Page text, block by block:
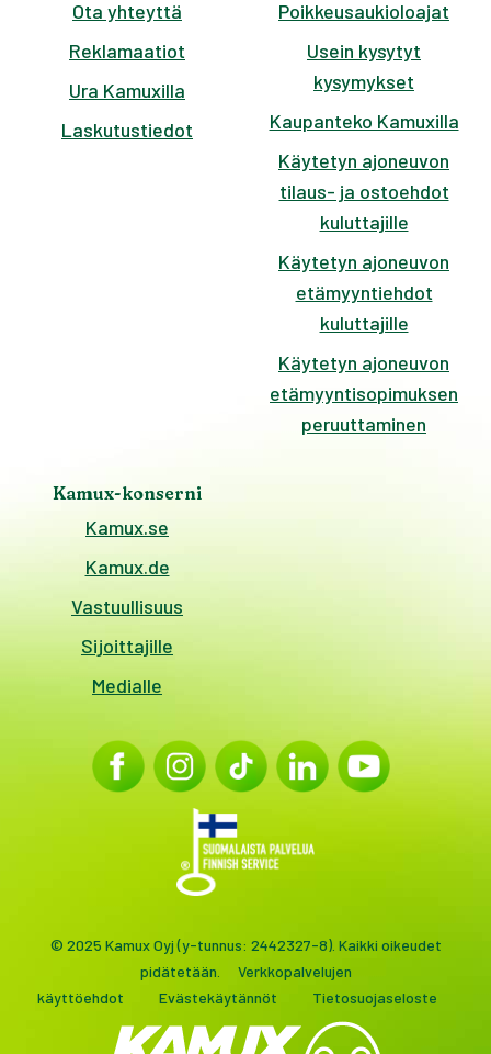
Ota yhteyttä
Reklamaatiot
Ura Kamuxilla
Laskutustiedot
Poikkeusaukioloajat
Usein kysytyt
kysymykset
Kaupanteko Kamuxilla
Käytetyn ajoneuvon
tilaus- ja ostoehdot
kuluttajille
Käytetyn ajoneuvon
etämyyntiehdot
kuluttajille
Käytetyn ajoneuvon
etämyyntisopimuksen
peruuttaminen
Kamux-konserni
Kamux.se
Kamux.de
Vastuullisuus
Sijoittajille
Medialle
© 2025 Kamux Oyj (y-tunnus: 2442327-8). Kaikki oikeudet
pidätetään.
Verkkopalvelujen
käyttöehdot
Evästekäytännöt Tietosuojaseloste